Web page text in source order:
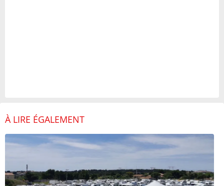
À LIRE ÉGALEMENT